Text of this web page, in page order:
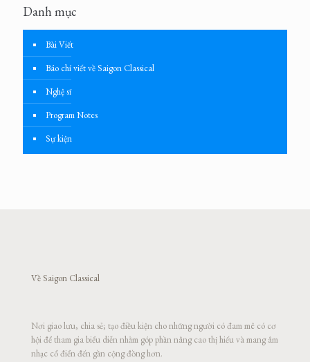
Danh mục
Bài Viết
Báo chí viết về Saigon Classical
Nghệ sĩ
Program Notes
Sự kiện
Về Saigon Classical
Nơi giao lưu, chia sẻ; tạo điều kiện cho những người có đam mê có cơ
hội để tham gia biểu diễn nhằm góp phần nâng cao thị hiếu và mang âm
nhạc cổ điển đến gần cộng đồng hơn.